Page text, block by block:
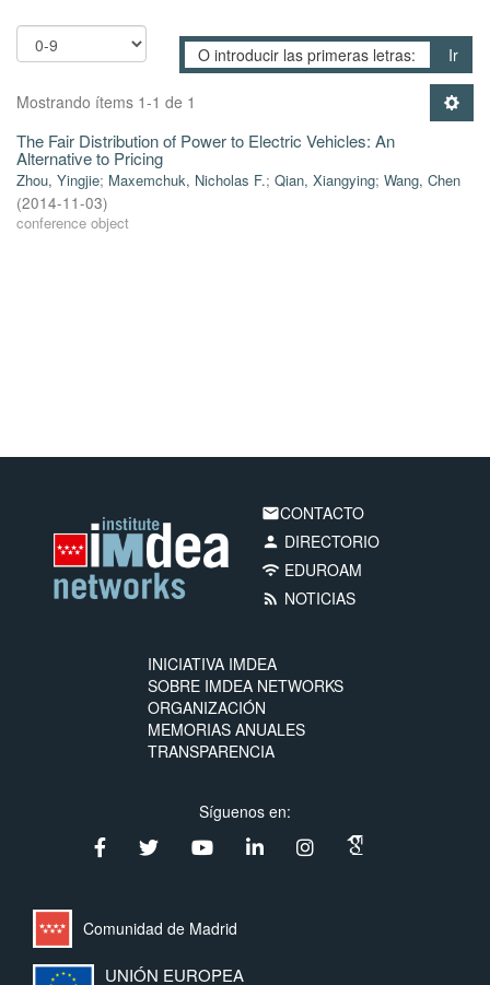
Ir
Mostrando ítems 1-1 de 1
The Fair Distribution of Power to Electric Vehicles: An
Alternative to Pricing
Zhou, Yingjie; Maxemchuk, Nicholas F.; Qian, Xiangying; Wang, Chen
(2014-11-03)
conference object
emailCONTACTO
person DIRECTORIO
wifi EDUROAM
rss_feed NOTICIAS
INICIATIVA IMDEA
SOBRE IMDEA NETWORKS
ORGANIZACIÓN
MEMORIAS ANUALES
TRANSPARENCIA
Síguenos en:
Comunidad de Madrid
UNIÓN EUROPEA